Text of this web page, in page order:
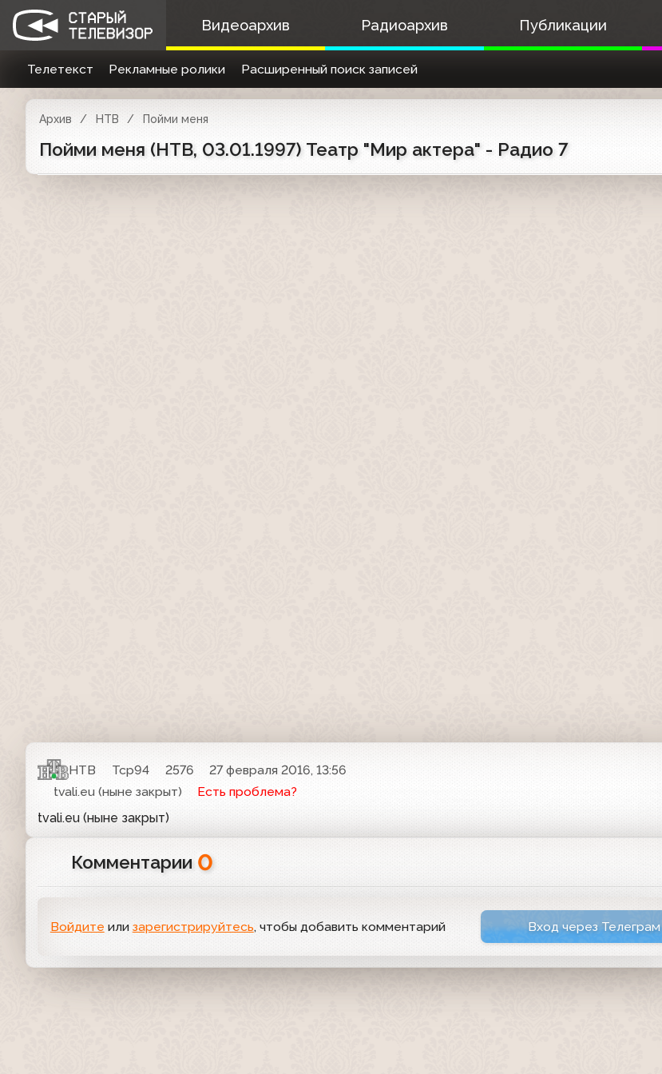
Видеоархив Радиоархив Публикации
Телетекст Рекламные ролики Расширенный поиск записей
Архив НТВ Пойми меня
Пойми меня (НТВ, 03.01.1997) Театр "Мир актера" - Радио 7
НТВ Тср94 2576
27 февраля 2016, 13:56
tvali.eu (ныне закрыт)
Есть проблема?
tvali.eu (ныне закрыт)
Комментарии 0
Войдите или зарегистрируйтесь, чтобы добавить комментарий Вход через Телеграм